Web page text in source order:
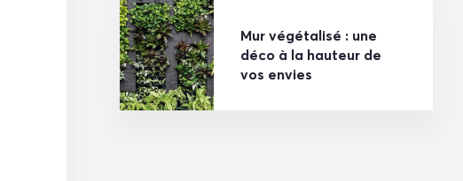
Mur végétalisé : une
déco à la hauteur de
vos envies